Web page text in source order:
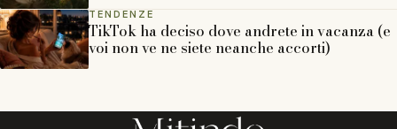
TENDENZE
TikTok ha deciso dove andrete in vacanza (e
voi non ve ne siete neanche accorti)